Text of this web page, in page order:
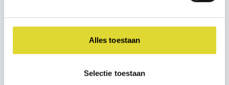
Alles toestaan
Selectie toestaan
Volg ons op deSocials